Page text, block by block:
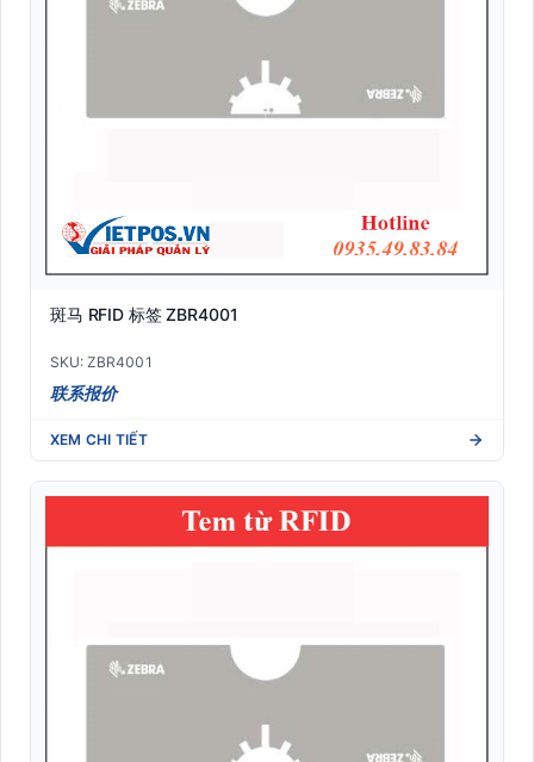
斑马 RFID 标签 ZBR4001
SKU: ZBR4001
联系报价
XEM CHI TIẾT